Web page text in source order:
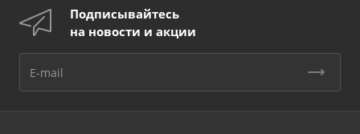
Подписывайтесь
на новости и акции